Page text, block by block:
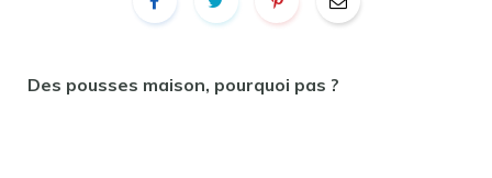
Des pousses maison, pourquoi pas ?